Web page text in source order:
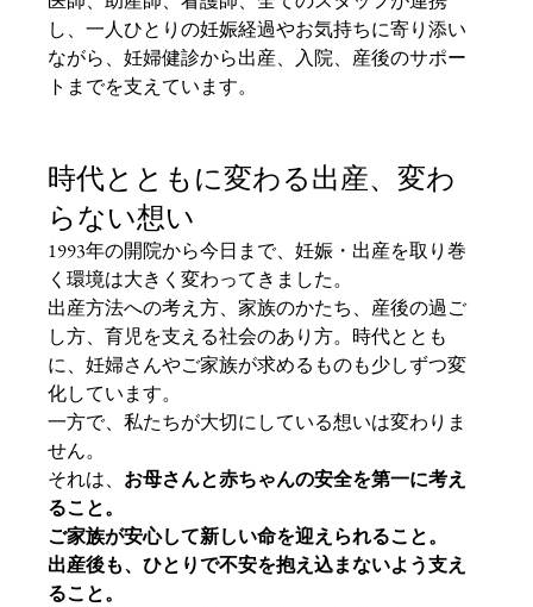
し、一人ひとりの妊娠経過やお気持ちに寄り添い
ながら、妊婦健診から出産、入院、産後のサポー
トまでを支えています。
時代とともに変わる出産、変わ
らない想い
1993年の開院から今日まで、妊娠・出産を取り巻
く環境は大きく変わってきました。
出産方法への考え方、家族のかたち、産後の過ご
し方、育児を支える社会のあり方。時代ととも
に、妊婦さんやご家族が求めるものも少しずつ変
化しています。
一方で、私たちが大切にしている想いは変わりま
せん。
それは、 お母さんと赤ちゃんの安全を第一に考え
ること。
ご家族が安心して新しい命を迎えられること。
出産後も、ひとりで不安を抱え込まないよう支え
ること。